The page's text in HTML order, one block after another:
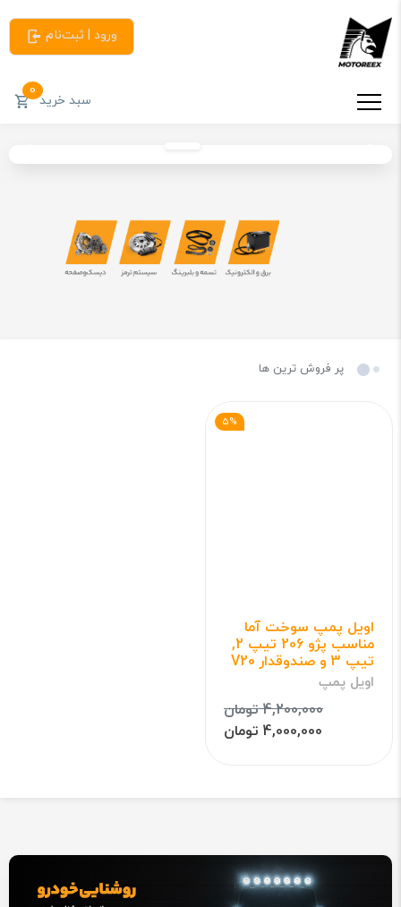
ورود | ثبت‌نام
سبد خرید0
پر فروش ترین ها
اویل پمپ سوخت آما
مناسب پژو 206 تیپ 2,
تیپ 3 و صندوقدار V20
اویل پمپ
4,200,000 تومان
5%
4,000,000 تومان